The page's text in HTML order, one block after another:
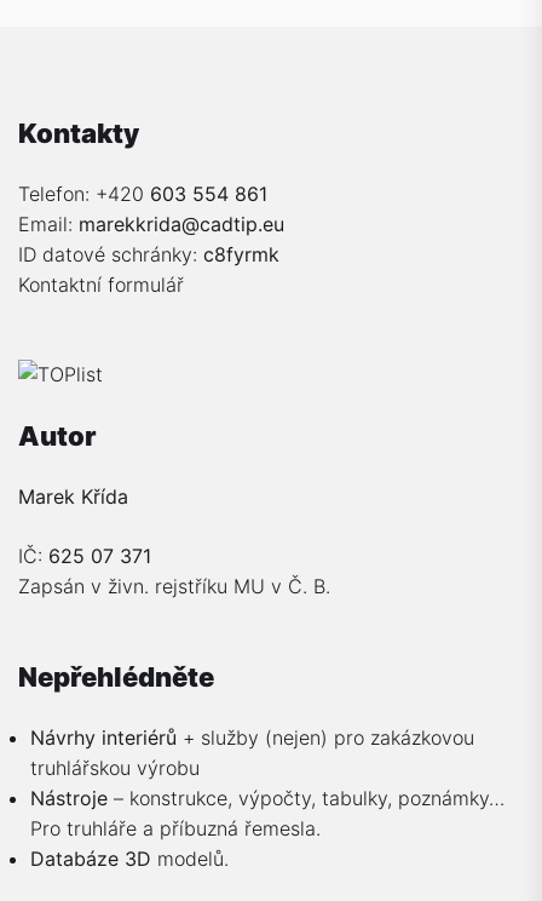
Kontakty
Telefon: +420 603 554 861
Email: marekkrida@cadtip.eu
ID datové schránky: c8fyrmk
Kontaktní formulář
Autor
Marek Křída
IČ: 625 07 371
Zapsán v živn. rejstříku MU v Č. B.
Nepřehlédněte
Návrhy interiérů + služby (nejen) pro zakázkovou
truhlářskou výrobu
Nástroje – konstrukce, výpočty, tabulky, poznámky…
Pro truhláře a příbuzná řemesla.
Databáze 3D modelů.